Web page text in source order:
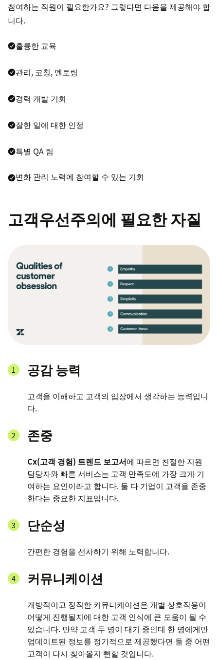
참여하는 직원이 필요한가요? 그렇다면 다음을 제공해야 합
니다.
훌륭한 교육
관리, 코칭, 멘토링
경력 개발 기회
잘한 일에 대한 인정
특별 QA 팀
변화 관리 노력에 참여할 수 있는 기회
고객우선주의에 필요한 자질
공감 능력
고객을 이해하고 고객의 입장에서 생각하는 능력입니
다.
존중
Cx(고객 경험) 트렌드 보고서에 따르면 친절한 지원
담당자와 빠른 서비스는 고객 만족도에 가장 크게 기
여하는 요인이라고 합니다. 둘 다 기업이 고객을 존중
한다는 중요한 지표입니다.
단순성
간편한 경험을 선사하기 위해 노력합니다.
커뮤니케이션
개방적이고 정직한 커뮤니케이션은 개별 상호작용이
어떻게 진행될지에 대한 고객 인식에 큰 도움이 될 수
있습니다. 만약 고객 두 명이 대기 중인데 한 명에게만
업데이트된 정보를 정기적으로 제공했다면 둘 중 어떤
고객이 다시 찾아올지 뻔할 것입니다.